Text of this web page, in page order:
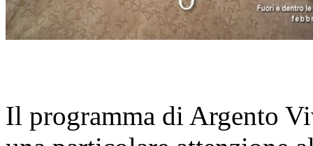
Il programma di Argento